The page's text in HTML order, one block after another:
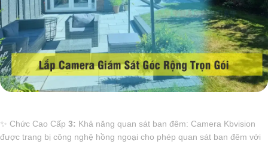
✨ Chức Cao Cấp 3: Khả năng quan sát ban đêm: Camera Kbvision
được trang bị công nghệ hồng ngoại cho phép quan sát ban đêm với